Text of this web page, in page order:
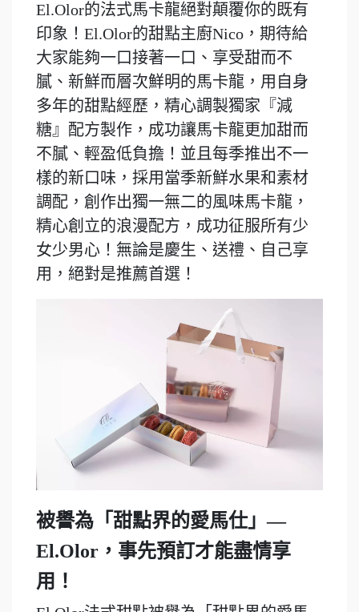
El.Olor的法式馬卡龍絕對顛覆你的既有
印象！El.Olor的甜點主廚Nico，期待給
大家能夠一口接著一口、享受甜而不
膩、新鮮而層次鮮明的馬卡龍，用自身
多年的甜點經歷，精心調製獨家『減
糖』配方製作，成功讓馬卡龍更加甜而
不膩、輕盈低負擔！並且每季推出不一
樣的新口味，採用當季新鮮水果和素材
調配，創作出獨一無二的風味馬卡龍，
精心創立的浪漫配方，成功征服所有少
女少男心！無論是慶生、送禮、自己享
用，絕對是推薦首選！
被譽為「甜點界的愛馬仕」—
El.Olor，事先預訂才能盡情享
用！